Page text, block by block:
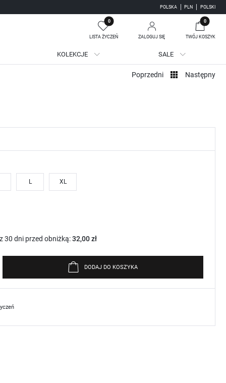
POLSKA PLN POLSKI
0
LISTA ŻYCZEŃ ZALOGUJ SIĘ
swoich danych przy kolejnych zakupach
0
TWÓJ KOSZYK
Twój koszyk jest pusty
KOLEKCJE SALE
Poprzedni Następny
L XL
30 dni przed obniżką:32,00 zł
DODAJ DO KOSZYKA